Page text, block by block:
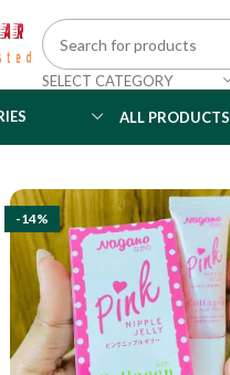
SELECT CATEGORY
ALL PRODUCTS
-14%